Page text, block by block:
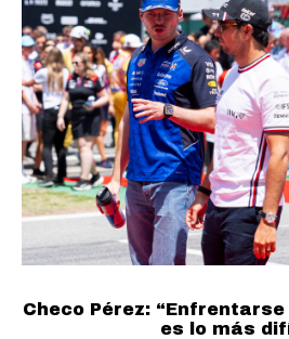
Checo Pérez: “Enfrentarse
es lo más